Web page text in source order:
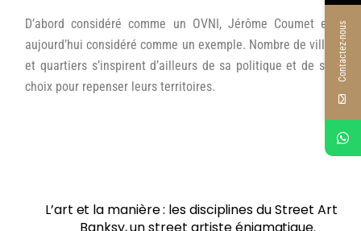
D’abord considéré comme un OVNI, Jérôme Coumet est
aujourd’hui considéré comme un exemple. Nombre de villes
et quartiers s’inspirent d’ailleurs de sa politique et de ses
choix pour repenser leurs territoires.
L’art et la manière : les disciplines du Street Art
Contactez-nous